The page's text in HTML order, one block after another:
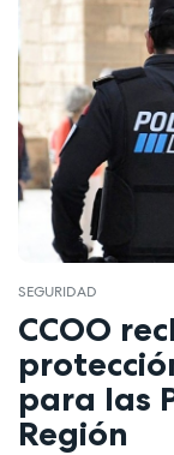
SEGURIDAD
CCOO
para las
Región